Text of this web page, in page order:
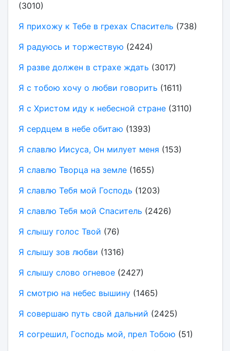
(3010)
Я прихожу к Тебе в грехах Спаситель (738)
Я радуюсь и торжествую (2424)
Я разве должен в страхе ждать (3017)
Я с тобою хочу о любви говорить (1611)
Я с Христом иду к небесной стране(3110)
Я сердцем в небе обитаю (1393)
Я славлю Иисуса, Он милует меня (153)
Я славлю Творца на земле(1655)
Я славлю Тебя мой Господь (1203)
Я славлю Тебя мой Спаситель (2426)
Я слышу голос Твой (76)
Я слышу зов любви (1316)
Я слышу слово огневое(2427)
Я смотрю на небес вышину(1465)
Я совершаю путь свой дальний (2425)
Я согрешил, Господь мой, прел Тобою (51)